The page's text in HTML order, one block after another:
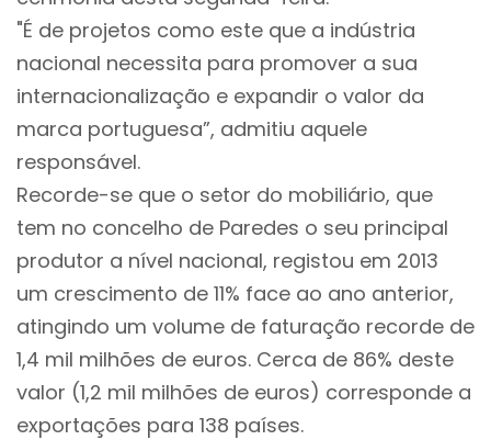
"É de projetos como este que a indústria
nacional necessita para promover a sua
internacionalização e expandir o valor da
marca portuguesa”, admitiu aquele
responsável.
Recorde-se que o setor do mobiliário, que
tem no concelho de Paredes o seu principal
produtor a nível nacional, registou em 2013
um crescimento de 11% face ao ano anterior,
atingindo um volume de faturação recorde de
1,4 mil milhões de euros. Cerca de 86% deste
valor (1,2 mil milhões de euros) corresponde a
exportações para 138 países.